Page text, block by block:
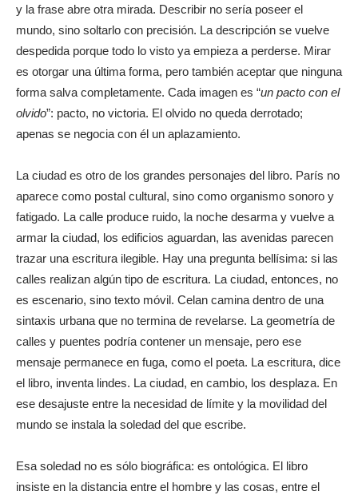
y la frase abre otra mirada. Describir no sería poseer el
mundo, sino soltarlo con precisión. La descripción se vuelve
despedida porque todo lo visto ya empieza a perderse. Mirar
es otorgar una última forma, pero también aceptar que ninguna
forma salva completamente. Cada imagen es “un pacto con el
olvido”: pacto, no victoria. El olvido no queda derrotado;
apenas se negocia con él un aplazamiento.
La ciudad es otro de los grandes personajes del libro. París no
aparece como postal cultural, sino como organismo sonoro y
fatigado. La calle produce ruido, la noche desarma y vuelve a
armar la ciudad, los edificios aguardan, las avenidas parecen
trazar una escritura ilegible. Hay una pregunta bellísima: si las
calles realizan algún tipo de escritura. La ciudad, entonces, no
es escenario, sino texto móvil. Celan camina dentro de una
sintaxis urbana que no termina de revelarse. La geometría de
calles y puentes podría contener un mensaje, pero ese
mensaje permanece en fuga, como el poeta. La escritura, dice
el libro, inventa lindes. La ciudad, en cambio, los desplaza. En
ese desajuste entre la necesidad de límite y la movilidad del
mundo se instala la soledad del que escribe.
Esa soledad no es sólo biográfica: es ontológica. El libro
insiste en la distancia entre el hombre y las cosas, entre el